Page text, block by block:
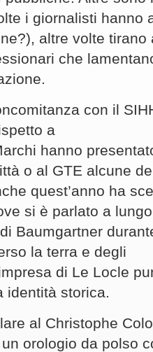
i giornalisti hanno
altre volte
che
con il
a
hanno
o al GTE alcune
quest’anno ha
si è parlato a lungo
Baumgartner
la terra e degli
di Le Locle
identità storica.
al Christophe
orologio da polso